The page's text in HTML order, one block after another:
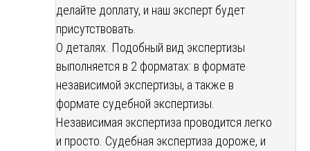
делайте доплату, и наш эксперт будет
присутствовать.
О деталях. Подобный вид экспертизы
выполняется в 2 форматах: в формате
независимой экспертизы, а также в
формате судебной экспертизы.
Независимая экспертиза проводится легко
и просто. Судебная экспертиза дороже, и